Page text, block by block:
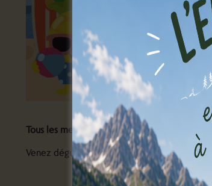
Tous les mercredis et vendredis de juillet
Venez déguster une pâtisserie maison ! La